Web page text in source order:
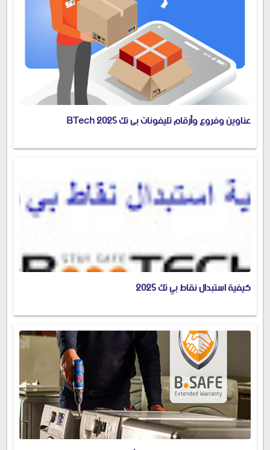
عناوين وفروع وأرقام تليفونات بى تك 2025 BTech
كيفية استبدال نقاط بي تك 2025